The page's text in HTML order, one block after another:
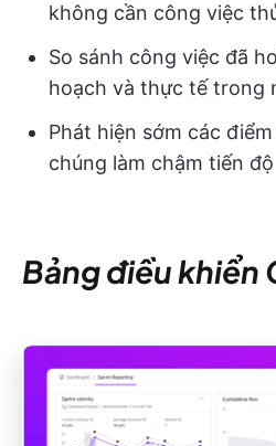
không cần công việc
So sánh công việc đã
hoạch và thực tế trong
Phát hiện sớm các
chúng làm chậm tiến độ
Bảng điều khiển